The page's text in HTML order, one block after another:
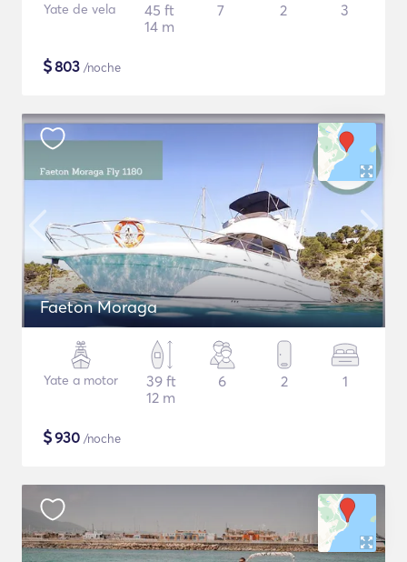
Yate de vela
45 ft
14 m
7 2 3
$803 /noche
Faeton Moraga
Yate a motor
39 ft
12 m
6 2 1
$930 /noche